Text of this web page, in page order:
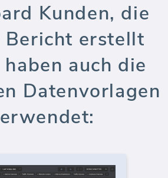
Kunden, die
Bericht erstellt
auch die
Datenvorlagen